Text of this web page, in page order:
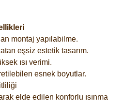
montaj yapılabilme.
eşsiz estetik tasarım.
ısı verimi.
esnek boyutlar.
elde edilen konforlu ısınma